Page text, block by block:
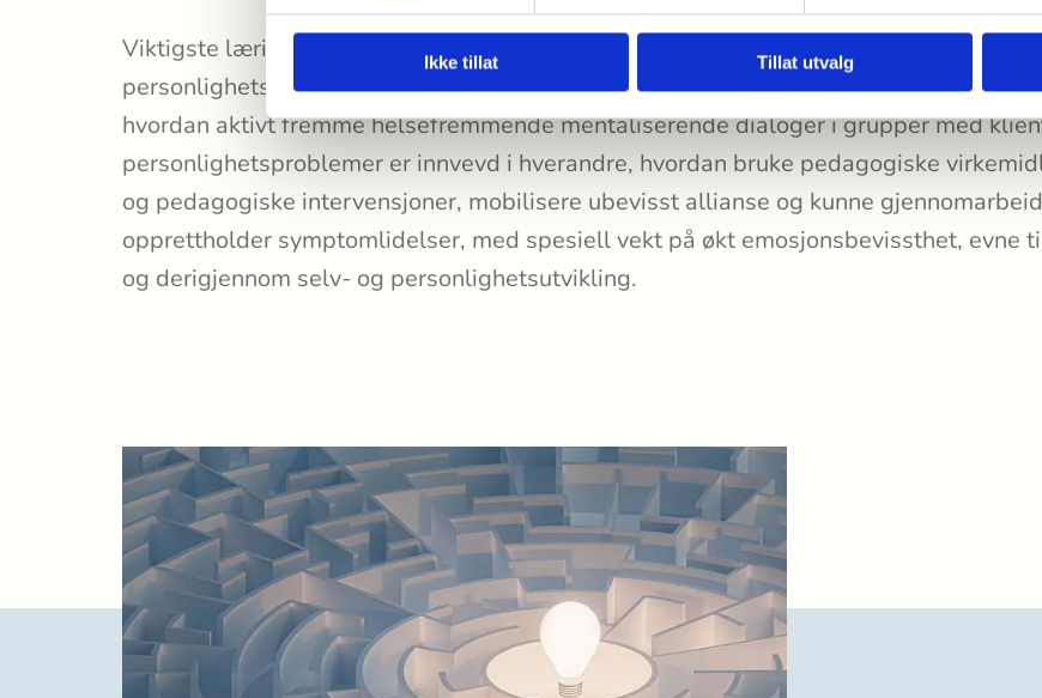
Ikke tillat Tillat utvalg
Viktigste læringsmål er at deltakerne får en grundig forståelse av sammenhengen
personlighetsfungering- og profil, hvordan dette spiller seg ut i gruppa,
hvordan aktivt fremme helsefremmende mentaliserende dialoger i grupper med
personlighetsproblemer er innvevd i hverandre, hvordan bruke pedagogiske
og pedagogiske intervensjoner, mobilisere ubevisst allianse og kunne
opprettholder symptomlidelser, med spesiell vekt på økt emosjonsbevissthet, evne
og derigjennom selv- og personlighetsutvikling.